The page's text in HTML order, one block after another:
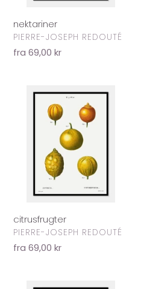
nektariner
FORHANDLER
PIERRE-JOSEPH REDOUTÉ
Normalpris
fra 69,00 kr
citrusfrugter
citrusfrugter
FORHANDLER
PIERRE-JOSEPH REDOUTÉ
Normalpris
fra 69,00 kr